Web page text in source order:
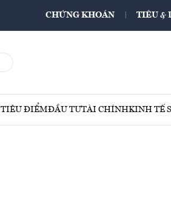
CHỨNG KHOÁN TIÊU &
TIÊU ĐIỂMĐẦU TƯTÀI CHÍNHKINH TẾ